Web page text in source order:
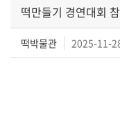
떡만들기 경연대회
떡박물관 2025-11-